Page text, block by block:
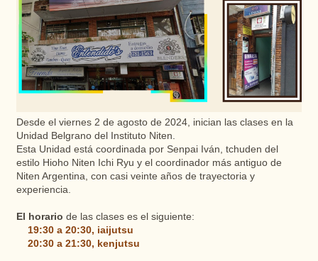
Desde el viernes 2 de agosto de 2024, inician las clases en la
Unidad Belgrano del Instituto Niten.
Esta Unidad está coordinada por Senpai Iván, tchuden del
estilo Hioho Niten Ichi Ryu y el coordinador más antiguo de
Niten Argentina, con casi veinte años de trayectoria y
experiencia.
El horario de las clases es el siguiente:
19:30 a 20:30, iaijutsu
20:30 a 21:30, kenjutsu